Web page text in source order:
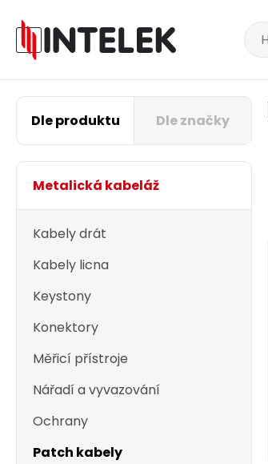
Dle produktu Dle značky
Metalická kabeláž
Kabely drát
Kabely licna
Keystony
Konektory
Měřicí přístroje
Nářadí a vyvazování
Ochrany
Patch kabely